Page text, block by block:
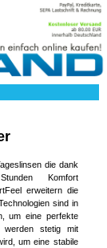
die dank
Komfort
erweitern die
sind in
um eine perfekte
werden stetig mit
um eine stabile